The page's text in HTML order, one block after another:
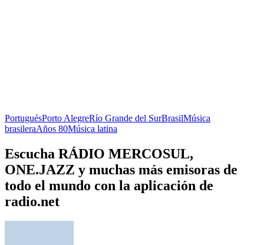
PortuguésPorto AlegreRío Grande del SurBrasilMúsica
brasileraAños 80Música latina
Escucha RÁDIO MERCOSUL,
ONE.JAZZ y muchas más emisoras de
todo el mundo con la aplicación de
radio.net